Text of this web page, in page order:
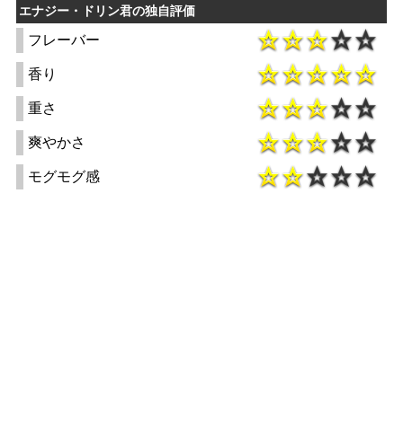
エナジー・ドリン君の独自評価
フレーバー
香り
重さ
爽やかさ
モグモグ感